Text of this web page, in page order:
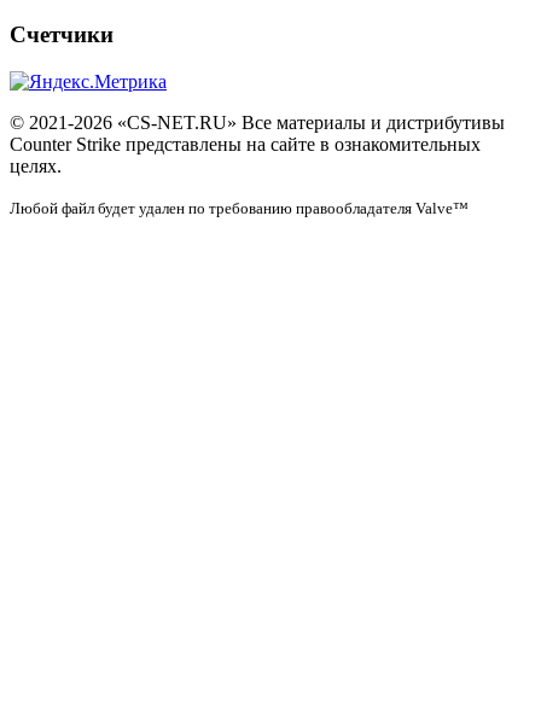
Счетчики
© 2021-2026 «CS-NET.RU» Все материалы и дистрибутивы
Counter Strike представлены на сайте в ознакомительных
целях.
Любой файл будет удален по требованию правообладателя Valve™